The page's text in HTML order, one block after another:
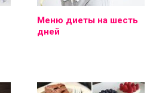
Меню диеты на шесть
дней